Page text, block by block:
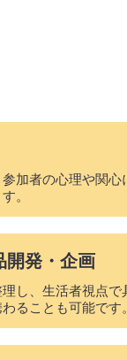
加者の心理や関心
。
開発・企画
し、生活者視点で
ることも可能です。